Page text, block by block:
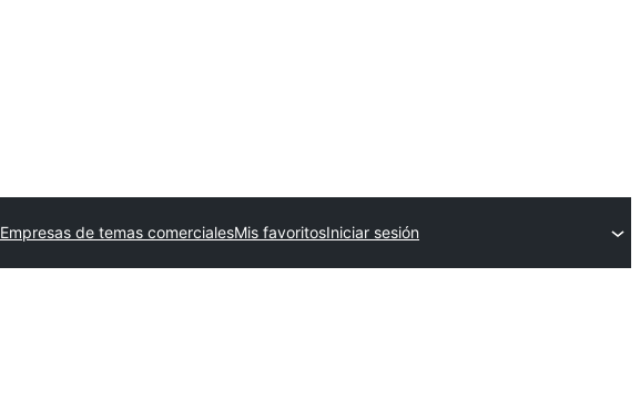
Empresas de temas comercialesMis favoritosIniciar sesión